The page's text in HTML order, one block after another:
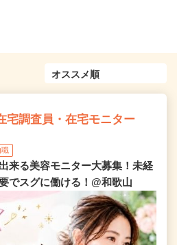
宅調査員・在宅モニター
来る美容モニター大募集！未経
でスグに働ける！@和歌山